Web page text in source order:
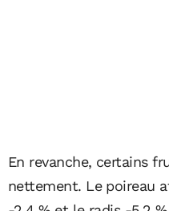
En revanche, certains
nettement. Le poireau